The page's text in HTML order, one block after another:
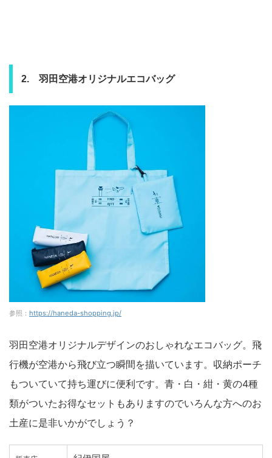
2. 羽田空港オリジナルエコバッグ
参照： https://haneda-shopping.jp/
羽田空港オリジナルデザインのおしゃれなエコバッグ。飛
行機が空港から飛び立つ瞬間を描いています。収納ポーチ
もついていて持ち運びに便利です。青・白・紺・黄の4種
類がついたお得なセットもありますのでいろんな方へのお
土産に是非いかがでしょう？